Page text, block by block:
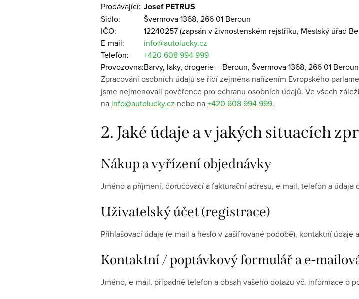
Prodávající: Josef PETRUS
Sídlo:
Švermova 1368, 266 01 Beroun
IČO:
12240257 (zapsán v živnostenském rejstříku, Městský úřad
E-mail:
info@autolucky.cz
Telefon:
+420 608 994 999
Provozovna:Barvy, laky, drogerie – Beroun, Švermova 1368, 266 01 Beroun
Zpracování osobních údajů se řídí zejména nařízením Evropského
jsme nejmenovali pověřence pro ochranu osobních údajů. Ve všech
na info@autolucky.cz nebo na+420 608 994 999.
2. Jaké údaje a v jakých situacích
Nákup a vyřízení objednávky
Jméno a příjmení, doručovací a fakturační adresu, e-mail, telefon a údaje
Uživatelský účet (registrace)
Přihlašovací údaje (e-mail a heslo v zašifrované podobě), kontaktní údaje
Kontaktní / poptávkový formulář a e-
Jméno, e-mail, případně telefon a obsah vašeho dotazu vč. informace o